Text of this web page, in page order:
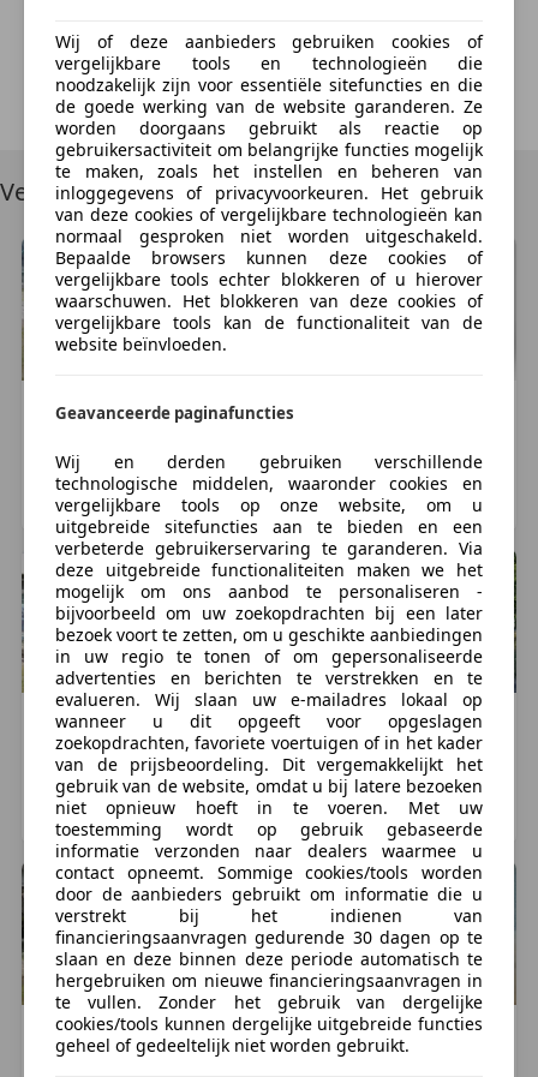
Please try again or refresh the page.
Try Again
Vergelijkbare voertuigen
Harley-DavidsonStreet Glide
54.664 km, 03/2016
VENLO, NL
Harley-Davidson
55.933 km, 10/2016
HETEREN, NL
Harley-DavidsonStreet Glide
€ 21.500
35.209 km, 05/2015
VENLO, NL
Harley-DavidsonStreet Glide
€ 23.950
28.639 km, 02/2017
VENLO, NL
Harley-Davidson Street Glide
€ 32.500
Harley-Davidson Street Glide
€ 26.950
Wij of deze aanbieders gebruiken cookies of
vergelijkbare tools en technologieën die
noodzakelijk zijn voor essentiële sitefuncties en die
de goede werking van de website garanderen. Ze
worden doorgaans gebruikt als reactie op
gebruikersactiviteit om belangrijke functies mogelijk
te maken, zoals het instellen en beheren van
inloggegevens of privacyvoorkeuren. Het gebruik
van deze cookies of vergelijkbare technologieën kan
normaal gesproken niet worden uitgeschakeld.
Bepaalde browsers kunnen deze cookies of
vergelijkbare tools echter blokkeren of u hierover
waarschuwen. Het blokkeren van deze cookies of
vergelijkbare tools kan de functionaliteit van de
website beïnvloeden.
Geavanceerde paginafuncties
Wij en derden gebruiken verschillende
technologische middelen, waaronder cookies en
vergelijkbare tools op onze website, om u
uitgebreide sitefuncties aan te bieden en een
verbeterde gebruikerservaring te garanderen. Via
deze uitgebreide functionaliteiten maken we het
mogelijk om ons aanbod te personaliseren -
bijvoorbeeld om uw zoekopdrachten bij een later
bezoek voort te zetten, om u geschikte aanbiedingen
in uw regio te tonen of om gepersonaliseerde
advertenties en berichten te verstrekken en te
evalueren. Wij slaan uw e-mailadres lokaal op
wanneer u dit opgeeft voor opgeslagen
zoekopdrachten, favoriete voertuigen of in het kader
van de prijsbeoordeling. Dit vergemakkelijkt het
gebruik van de website, omdat u bij latere bezoeken
niet opnieuw hoeft in te voeren. Met uw
toestemming wordt op gebruik gebaseerde
informatie verzonden naar dealers waarmee u
contact opneemt. Sommige cookies/tools worden
door de aanbieders gebruikt om informatie die u
verstrekt bij het indienen van
financieringsaanvragen gedurende 30 dagen op te
slaan en deze binnen deze periode automatisch te
hergebruiken om nieuwe financieringsaanvragen in
te vullen. Zonder het gebruik van dergelijke
cookies/tools kunnen dergelijke uitgebreide functies
geheel of gedeeltelijk niet worden gebruikt.